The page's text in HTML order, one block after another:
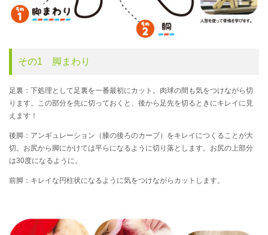
その1 脚まわり
足裏：下処理として足裏を一番最初にカット。肉球の間も気をつけながら切
ります。この部分を先に切っておくと、後から足先を切るときにキレイに見
えます！
後脚：アンギュレーション（膝の後ろのカーブ）をキレイにつくることが大
切。お尻から脚にかけては平らになるように切り落とします。お尻の上部分
は30度になるように。
前脚：キレイな円柱状になるように気をつけながらカットします。